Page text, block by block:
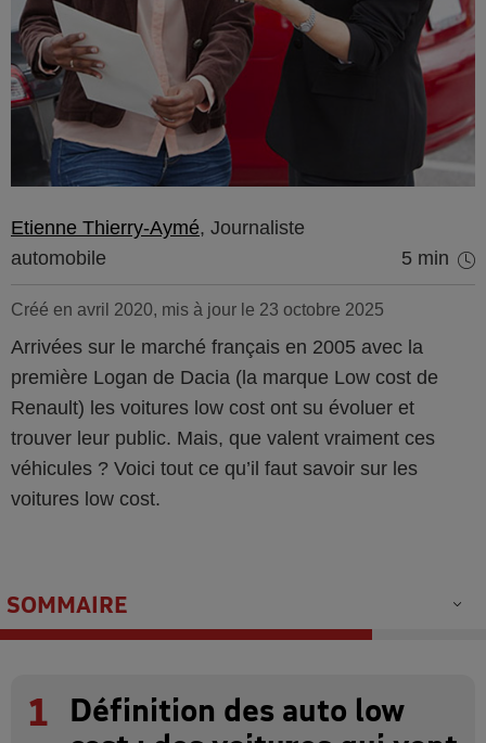
Etienne Thierry-Aymé, Journaliste
automobile
5 min
Créé en avril 2020, mis à jour le 23 octobre 2025
Arrivées sur le marché français en 2005 avec la
première Logan de Dacia (la marque Low cost de
Renault) les voitures low cost ont su évoluer et
trouver leur public. Mais, que valent vraiment ces
véhicules ? Voici tout ce qu’il faut savoir sur les
voitures low cost.
SOMMAIRE
1
Définition des auto low